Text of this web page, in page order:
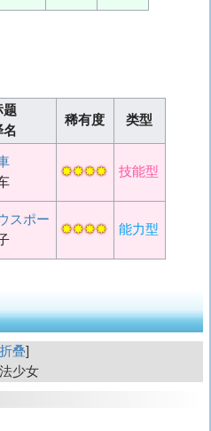
题
名
稀有度 类型
✸✸✸✸ 技能型
スポー
✸✸✸✸ 能力型
叠
少女